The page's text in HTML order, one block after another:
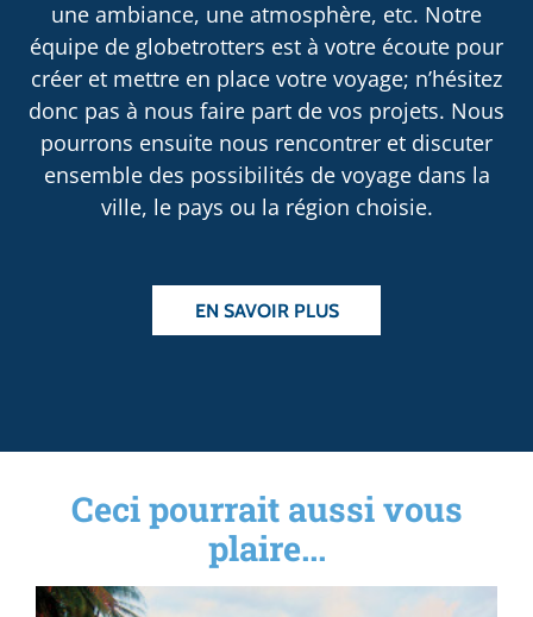
une ambiance, une atmosphère, etc. Notre
équipe de globetrotters est à votre écoute pour
créer et mettre en place votre voyage; n’hésitez
donc pas à nous faire part de vos projets. Nous
pourrons ensuite nous rencontrer et discuter
ensemble des possibilités de voyage dans la
ville, le pays ou la région choisie.
EN SAVOIR PLUS
Ceci pourrait aussi vous
plaire...